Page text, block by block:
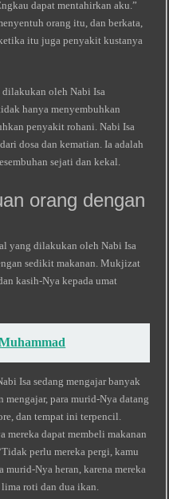
dapat mentahirkan aku.”
orang itu, dan berkata,
itu juga penyakit kustanya
oleh Nabi Isa
hanya menyembuhkan
penyakit rohani. Nabi Isa
dosa dan kematian. Ia adalah
sejati dan kekal.
orang dengan
yang dilakukan oleh Nabi Isa
sedikit makanan. Mukjizat
kasih-Nya kepada umat
Isa sedang mengajar banyak
mengajar, para murid-Nya datang
dan tempat ini terpencil.
mereka dapat membeli makanan
perlu mereka pergi, kamu
murid-Nya heran, karena mereka
roti dan dua ikan.